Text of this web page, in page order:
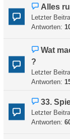
Alles
Letzter
Antworten:
Wat
?
Letzter
Antworten:
33.
Letzter
Antworten: